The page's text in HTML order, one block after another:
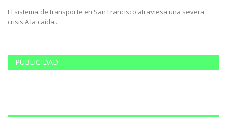
El sistema de transporte en San Francisco atraviesa una severa
crisis.A la caída...
PUBLICIDAD